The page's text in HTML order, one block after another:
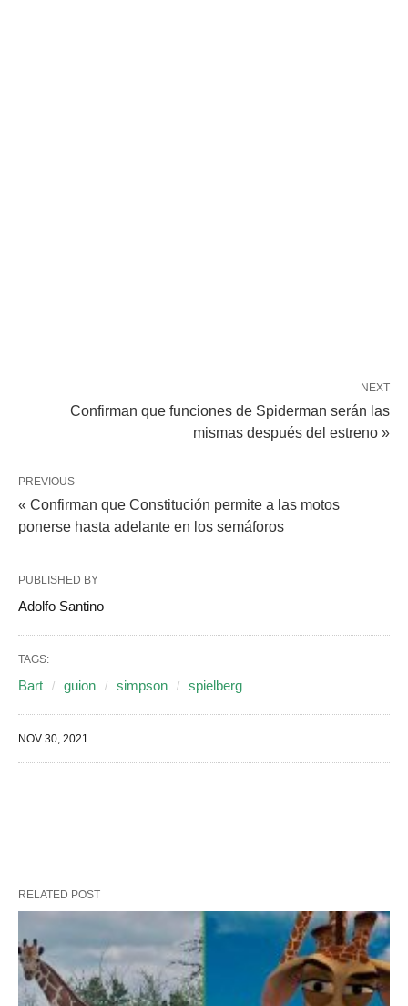
NEXT
Confirman que funciones de Spiderman serán las
mismas después del estreno »
PREVIOUS
« Confirman que Constitución permite a las motos
ponerse hasta adelante en los semáforos
PUBLISHED BY
Adolfo Santino
TAGS:
Bart guion simpson spielberg
NOV 30, 2021
RELATED POST